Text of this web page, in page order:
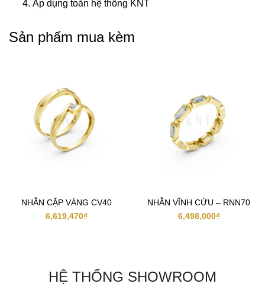
Áp dụng toàn hệ thống KNT
Sản phẩm mua kèm
NHẪN CẶP VÀNG CV40
6,619,470₫
NHẪN VĨNH CỬU – RNN70
6,498,000₫
HỆ THỐNG SHOWROOM